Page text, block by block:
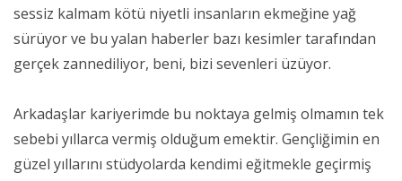
sessiz kalmam kötü niyetli insanların ekmeğine yağ
sürüyor ve bu yalan haberler bazı kesimler tarafından
gerçek zannediliyor, beni, bizi sevenleri üzüyor.
Arkadaşlar kariyerimde bu noktaya gelmiş olmamın tek
sebebi yıllarca vermiş olduğum emektir. Gençliğimin en
güzel yıllarını stüdyolarda kendimi eğitmekle geçirmiş